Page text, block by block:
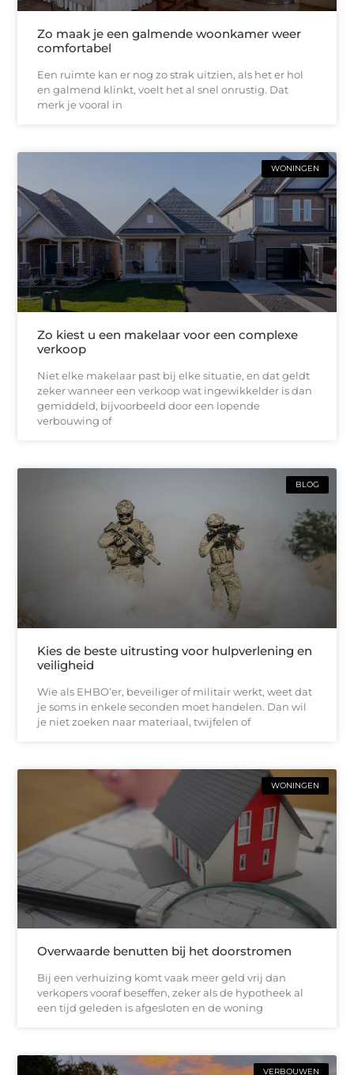
Zo maak je een galmende woonkamer weer
comfortabel
Een ruimte kan er nog zo strak uitzien, als het er hol
en galmend klinkt, voelt het al snel onrustig. Dat
merk je vooral in
WONINGEN
Zo kiest u een makelaar voor een complexe
verkoop
Niet elke makelaar past bij elke situatie, en dat geldt
zeker wanneer een verkoop wat ingewikkelder is dan
gemiddeld, bijvoorbeeld door een lopende
verbouwing of
BLOG
Kies de beste uitrusting voor hulpverlening en
veiligheid
Wie als EHBO’er, beveiliger of militair werkt, weet dat
je soms in enkele seconden moet handelen. Dan wil
je niet zoeken naar materiaal, twijfelen of
WONINGEN
Overwaarde benutten bij het doorstromen
Bij een verhuizing komt vaak meer geld vrij dan
verkopers vooraf beseffen, zeker als de hypotheek al
een tijd geleden is afgesloten en de woning
VERBOUWEN